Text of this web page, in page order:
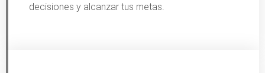
decisiones y alcanzar tus metas.